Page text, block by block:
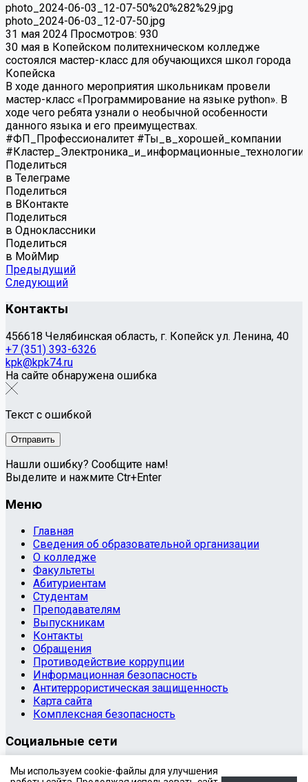
photo_2024-06-03_12-07-50%20%282%29.jpg
photo_2024-06-03_12-07-50.jpg
31 мая 2024 Просмотров: 930
30 мая в Копейском политехническом колледже
состоялся мастер-класс для обучающихся школ города
Копейска
В ходе данного мероприятия школьникам провели
мастер-класс «Программирование на языке python». В
ходе чего ребята узнали о необычной особенности
данного языка и его преимуществах.
#ФП_Профессионалитет #Ты_в_хорошей_компании
#Кластер_Электроника_и_информационные_технологии
Поделиться
в Телеграме
Поделиться
в ВКонтакте
Поделиться
в Одноклассники
Поделиться
в МойМир
Предыдущий
Следующий
Контакты
456618 Челябинская область, г. Копейск ул. Ленина, 40
+7 (351) 393-6326
kpk@kpk74.ru
На сайте обнаружена ошибка
Текст с ошибкой
Нашли ошибку? Сообщите нам!
Выделите и нажмите Ctr+Enter
Меню
Главная
Сведения об образовательной организации
О колледже
Факультеты
Абитуриентам
Студентам
Преподавателям
Выпускникам
Контакты
Обращения
Противодействие коррупции
Информационная безопасность
Антитеррористическая защищенность
Карта сайта
Комплексная безопасность
Социальные сети
© 2020 Государственное бюджетное профессиональное
Мы используем cookie-файлы для улучшения